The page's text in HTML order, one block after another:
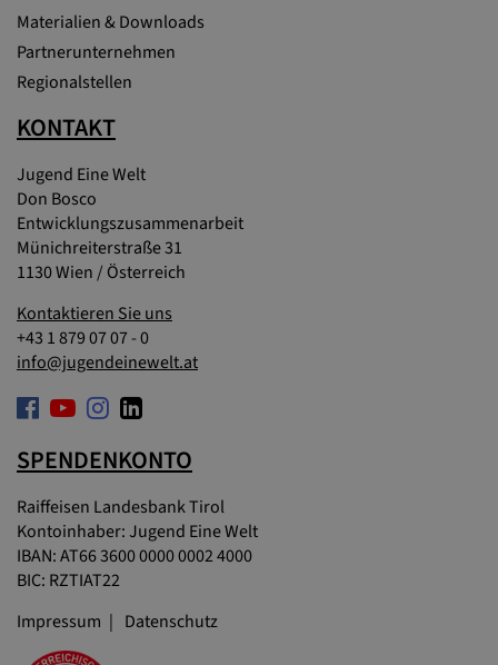
Materialien & Downloads
Partnerunternehmen
Regionalstellen
KONTAKT
Jugend Eine Welt
Don Bosco
Entwicklungszusammenarbeit
Münichreiterstraße 31
1130 Wien / Österreich
Kontaktieren Sie uns
+43 1 879 07 07 - 0
info@jugendeinewelt.at
SPENDENKONTO
Raiffeisen Landesbank Tirol
Kontoinhaber: Jugend Eine Welt
IBAN: AT66 3600 0000 0002 4000
BIC: RZTIAT22
Impressum
Datenschutz